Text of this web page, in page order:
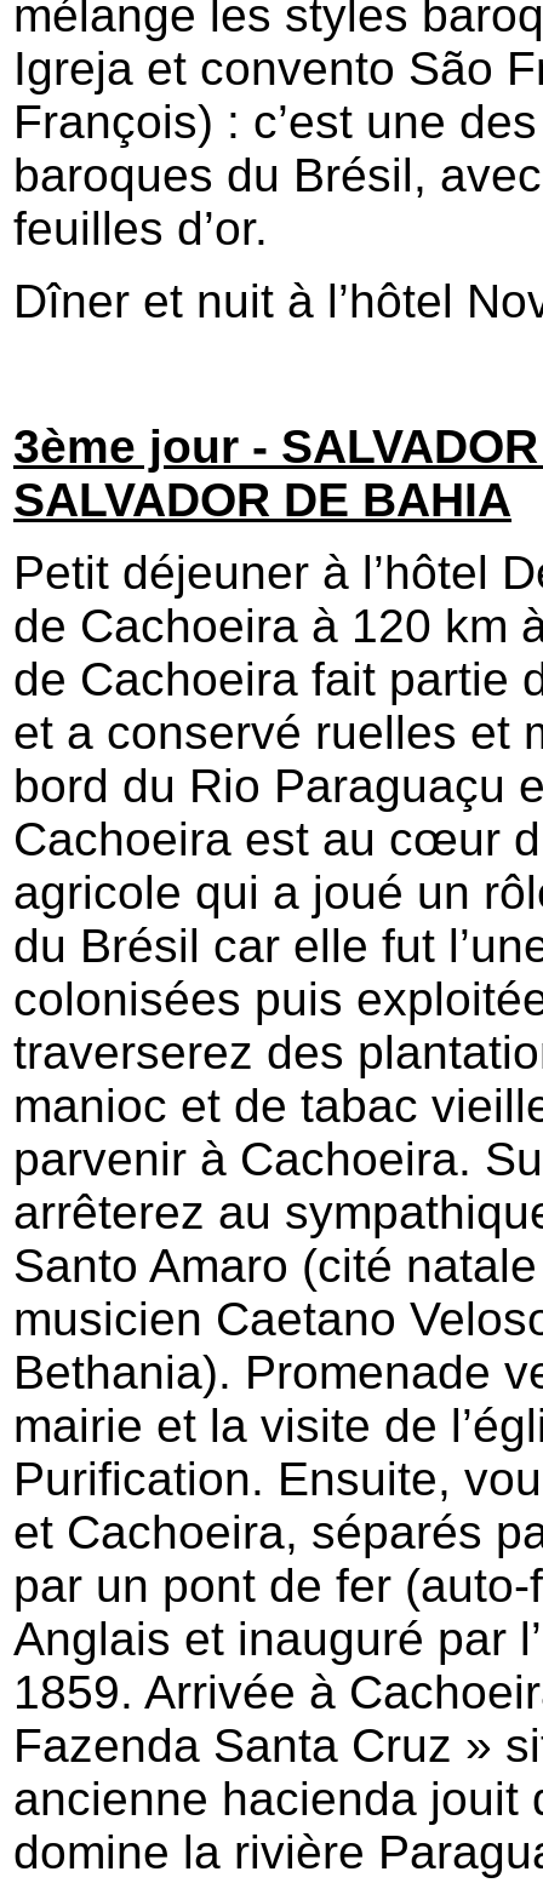
mélange les styles
Igreja et convento São
François) : c’est une
baroques du Brésil,
feuilles d’or.
Dîner et nuit à l’hôtel
3ème jour -
SALVADOR DE BAHIA
Petit déjeuner à l’hôtel
de Cachoeira à 120 km
de Cachoeira fait partie
et a conservé ruelles et
bord du Rio Paraguaçu
Cachoeira est au cœur
agricole qui a joué un
du Brésil car elle fut
colonisées puis
traverserez des
manioc et de tabac
parvenir à Cachoeira.
arrêterez au
Santo Amaro (cité
musicien Caetano
Bethania). Promenade
mairie et la visite de
Purification. Ensuite,
et Cachoeira, séparés
par un pont de fer
Anglais et inauguré par
1859. Arrivée à
Fazenda Santa Cruz »
ancienne hacienda jouit
domine la rivière